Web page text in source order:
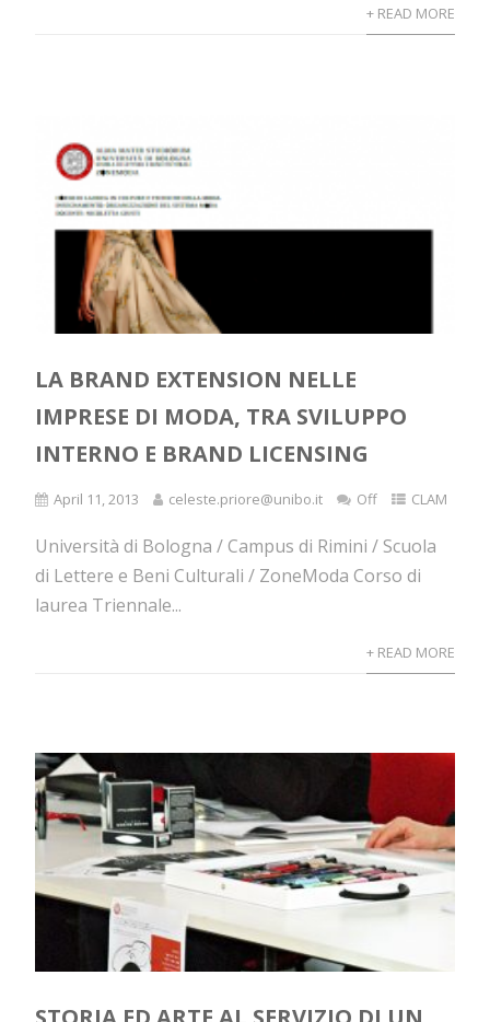
+ READ MORE
LA BRAND EXTENSION NELLE
IMPRESE DI MODA, TRA SVILUPPO
INTERNO E BRAND LICENSING
April 11, 2013 celeste.priore@unibo.it Off CLAM
Università di Bologna / Campus di Rimini / Scuola
di Lettere e Beni Culturali / ZoneModa Corso di
laurea Triennale...
+ READ MORE